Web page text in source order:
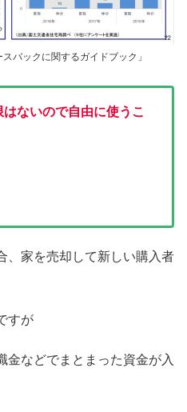
バックに関するガイドブック」
ないので自由に使うこ
、家を売却して新しい購入者
すが
金などでまとまった資金が入